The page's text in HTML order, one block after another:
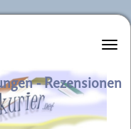
- Rezensionen